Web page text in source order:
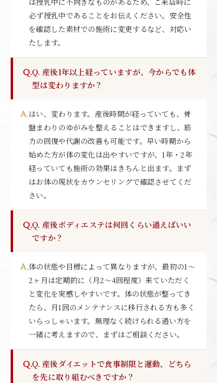
必ず授乳中であることをお伝えください。安全性
を確認した素材での施術に変更するなど、対応い
たします。
Q. 産後1年以上経っていますが、今からでも体
型は変わりますか？
はい、変わります。産後時間が経っていても、骨
盤まわりのゆがみを整えることはできますし、筋
力の回復や代謝の改善も可能です。早い時期から
始めた方が体の変化は出やすいですが、1年・2年
経っていても施術の効果はきちんと出ます。まず
はお体の現状をカウンセリングで確認させてくだ
さい。
Q. 産後ボディエステは何回くらい通えばいい
ですか？
体の状態や目標によって異なりますが、最初の1〜
2ヶ月は定期的に（月2〜4回程度）来ていただく
と変化を実感しやすいです。体の状態が整ってき
たら、月1回のメンテナンスに移行される方も多く
いらっしゃいます。無理なく続けられる通い方を
一緒に考えますので、まずはご相談ください。
Q. 産後ダイエットで食事制限と運動、どちら
を先に取り組むべきですか？